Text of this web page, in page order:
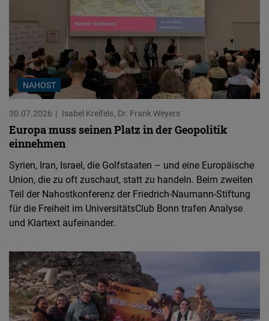
NAHOST
30.07.2026 Isabel Kreifels Dr. Frank Weyers
Europa muss seinen Platz in der Geopolitik
einnehmen
Syrien, Iran, Israel, die Golfstaaten – und eine Europäische
Union, die zu oft zuschaut, statt zu handeln. Beim zweiten
Teil der Nahostkonferenz der Friedrich-Naumann-Stiftung
für die Freiheit im UniversitätsClub Bonn trafen Analyse
und Klartext aufeinander.